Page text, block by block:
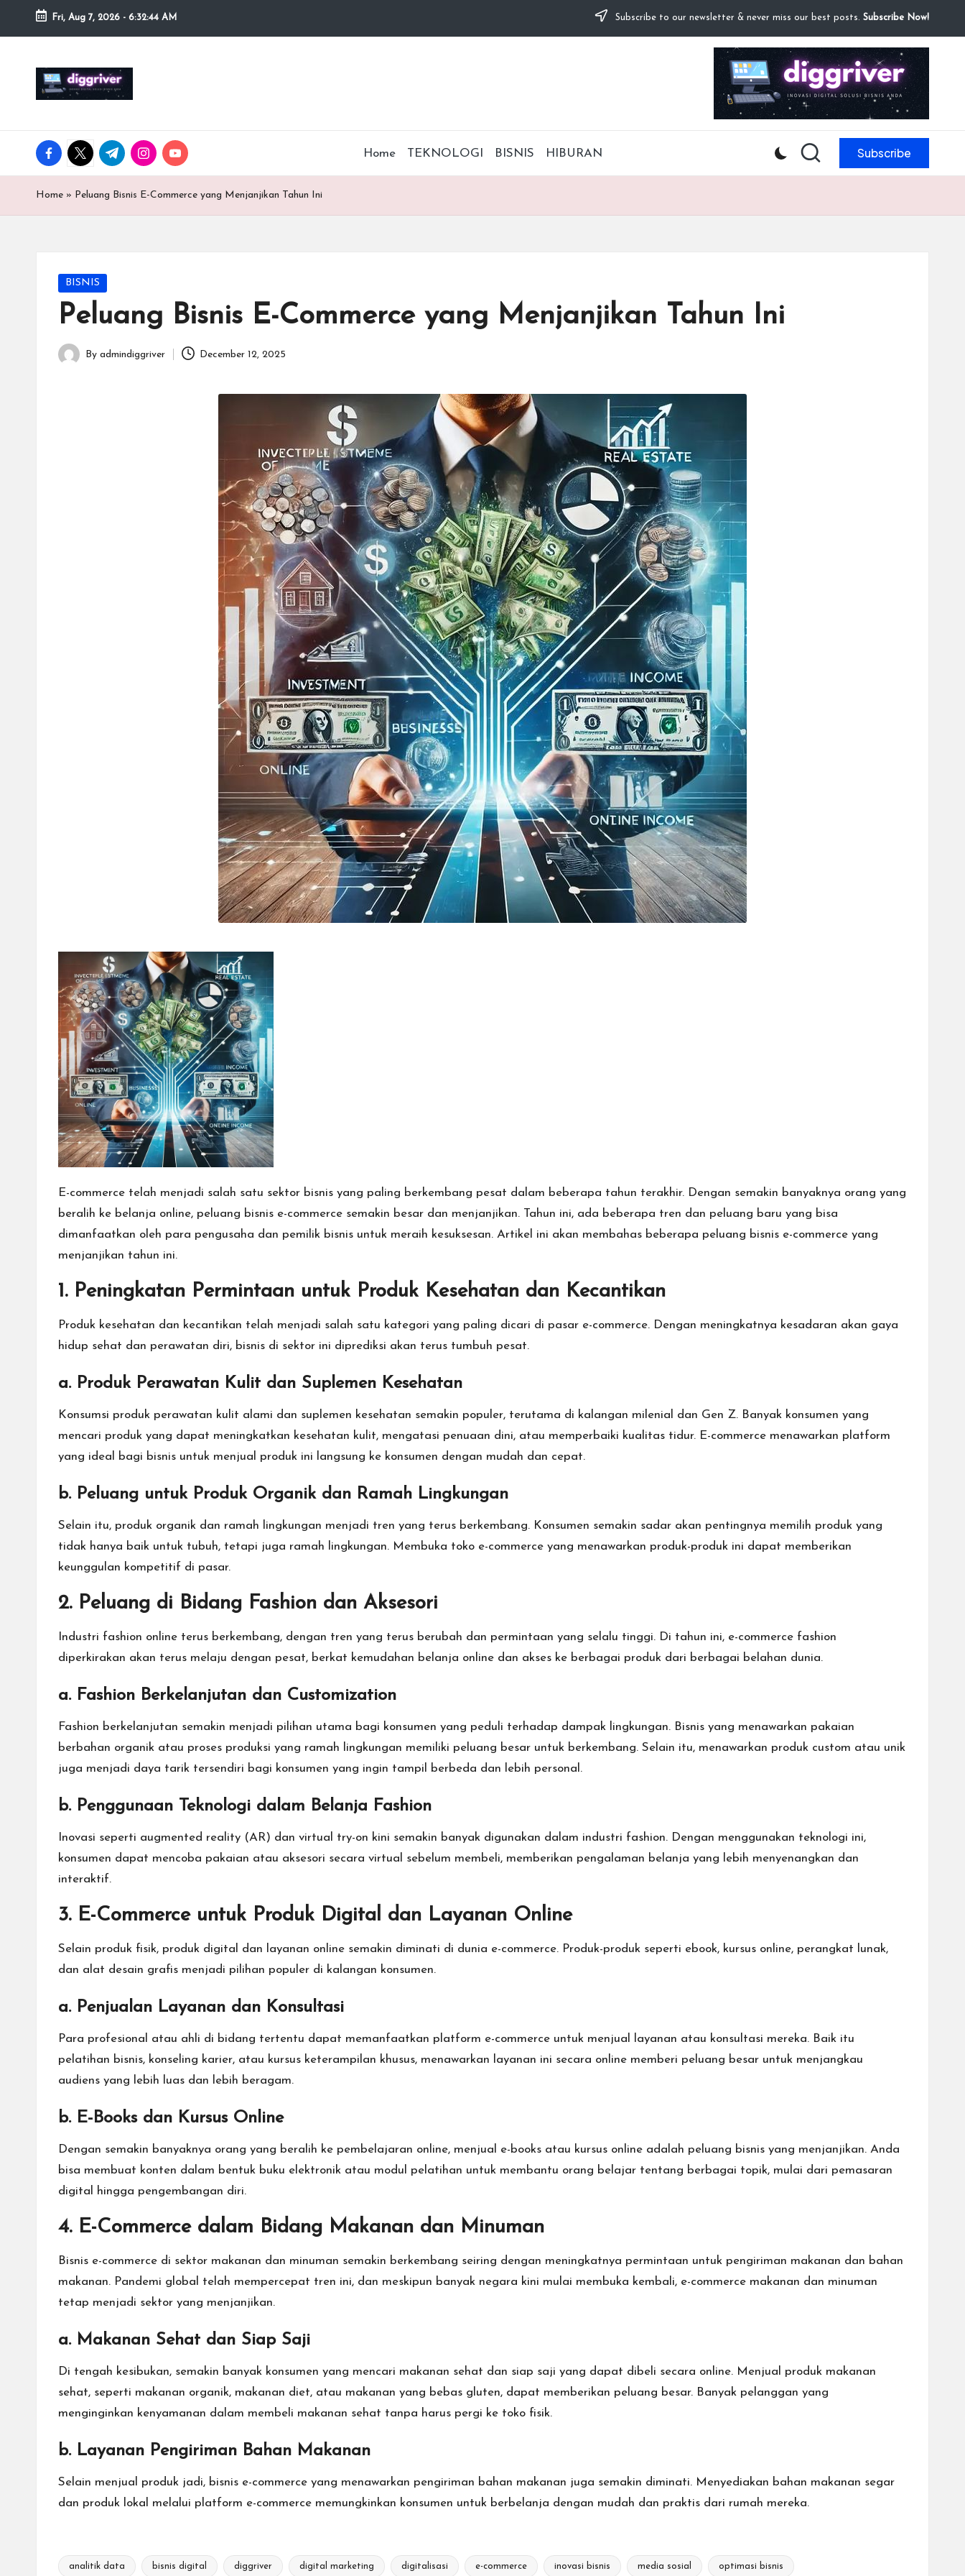
Skip
Fri, Aug 7, 2026 - 6:32:45 AM Subscribe to our newsletter & never miss our best posts. Subscribe Now!
Inovasi
Digital
Anda
facebook.com
twitter.com
t.me instagram.com
youtube.com Home TEKNOLOGI BISNIS HIBURAN Subscribe
Home » Peluang Bisnis E-Commerce yang Menjanjikan Tahun Ini
Posted
in
BISNIS
Peluang Bisnis E-Commerce yang Menjanjikan Tahun Ini
Posted
By admindiggriver December 12, 2025
E-commerce telah menjadi salah satu sektor bisnis yang paling berkembang pesat dalam beberapa tahun terakhir. Dengan semakin banyaknya orang yang
beralih ke belanja online, peluang bisnis e-commerce semakin besar dan menjanjikan. Tahun ini, ada beberapa tren dan peluang baru yang bisa
dimanfaatkan oleh para pengusaha dan pemilik bisnis untuk meraih kesuksesan. Artikel ini akan membahas beberapa peluang bisnis e-commerce yang
menjanjikan tahun ini.
1. Peningkatan Permintaan untuk Produk Kesehatan dan Kecantikan
Produk kesehatan dan kecantikan telah menjadi salah satu kategori yang paling dicari di pasar e-commerce. Dengan meningkatnya kesadaran akan gaya
hidup sehat dan perawatan diri, bisnis di sektor ini diprediksi akan terus tumbuh pesat.
a. Produk Perawatan Kulit dan Suplemen Kesehatan
Konsumsi produk perawatan kulit alami dan suplemen kesehatan semakin populer, terutama di kalangan milenial dan Gen Z. Banyak konsumen yang
mencari produk yang dapat meningkatkan kesehatan kulit, mengatasi penuaan dini, atau memperbaiki kualitas tidur. E-commerce menawarkan platform
yang ideal bagi bisnis untuk menjual produk ini langsung ke konsumen dengan mudah dan cepat.
b. Peluang untuk Produk Organik dan Ramah Lingkungan
Selain itu, produk organik dan ramah lingkungan menjadi tren yang terus berkembang. Konsumen semakin sadar akan pentingnya memilih produk yang
tidak hanya baik untuk tubuh, tetapi juga ramah lingkungan. Membuka toko e-commerce yang menawarkan produk-produk ini dapat memberikan
keunggulan kompetitif di pasar.
2. Peluang di Bidang Fashion dan Aksesori
Industri fashion online terus berkembang, dengan tren yang terus berubah dan permintaan yang selalu tinggi. Di tahun ini, e-commerce fashion
diperkirakan akan terus melaju dengan pesat, berkat kemudahan belanja online dan akses ke berbagai produk dari berbagai belahan dunia.
a. Fashion Berkelanjutan dan Customization
Fashion berkelanjutan semakin menjadi pilihan utama bagi konsumen yang peduli terhadap dampak lingkungan. Bisnis yang menawarkan pakaian
berbahan organik atau proses produksi yang ramah lingkungan memiliki peluang besar untuk berkembang. Selain itu, menawarkan produk custom atau unik
juga menjadi daya tarik tersendiri bagi konsumen yang ingin tampil berbeda dan lebih personal.
b. Penggunaan Teknologi dalam Belanja Fashion
Inovasi seperti augmented reality (AR) dan virtual try-on kini semakin banyak digunakan dalam industri fashion. Dengan menggunakan teknologi ini,
konsumen dapat mencoba pakaian atau aksesori secara virtual sebelum membeli, memberikan pengalaman belanja yang lebih menyenangkan dan
interaktif.
3. E-Commerce untuk Produk Digital dan Layanan Online
Selain produk fisik, produk digital dan layanan online semakin diminati di dunia e-commerce. Produk-produk seperti ebook, kursus online, perangkat lunak,
dan alat desain grafis menjadi pilihan populer di kalangan konsumen.
a. Penjualan Layanan dan Konsultasi
Para profesional atau ahli di bidang tertentu dapat memanfaatkan platform e-commerce untuk menjual layanan atau konsultasi mereka. Baik itu
pelatihan bisnis, konseling karier, atau kursus keterampilan khusus, menawarkan layanan ini secara online memberi peluang besar untuk menjangkau
audiens yang lebih luas dan lebih beragam.
b. E-Books dan Kursus Online
Dengan semakin banyaknya orang yang beralih ke pembelajaran online, menjual e-books atau kursus online adalah peluang bisnis yang menjanjikan. Anda
bisa membuat konten dalam bentuk buku elektronik atau modul pelatihan untuk membantu orang belajar tentang berbagai topik, mulai dari pemasaran
digital hingga pengembangan diri.
4. E-Commerce dalam Bidang Makanan dan Minuman
Bisnis e-commerce di sektor makanan dan minuman semakin berkembang seiring dengan meningkatnya permintaan untuk pengiriman makanan dan bahan
makanan. Pandemi global telah mempercepat tren ini, dan meskipun banyak negara kini mulai membuka kembali, e-commerce makanan dan minuman
tetap menjadi sektor yang menjanjikan.
a. Makanan Sehat dan Siap Saji
Di tengah kesibukan, semakin banyak konsumen yang mencari makanan sehat dan siap saji yang dapat dibeli secara online. Menjual produk makanan
sehat, seperti makanan organik, makanan diet, atau makanan yang bebas gluten, dapat memberikan peluang besar. Banyak pelanggan yang
menginginkan kenyamanan dalam membeli makanan sehat tanpa harus pergi ke toko fisik.
b. Layanan Pengiriman Bahan Makanan
Selain menjual produk jadi, bisnis e-commerce yang menawarkan pengiriman bahan makanan juga semakin diminati. Menyediakan bahan makanan segar
dan produk lokal melalui platform e-commerce memungkinkan konsumen untuk berbelanja dengan mudah dan praktis dari rumah mereka.
analitik data bisnis digital diggriver digital marketing digitalisasi e-commerce inovasi bisnis media sosial optimasi bisnis